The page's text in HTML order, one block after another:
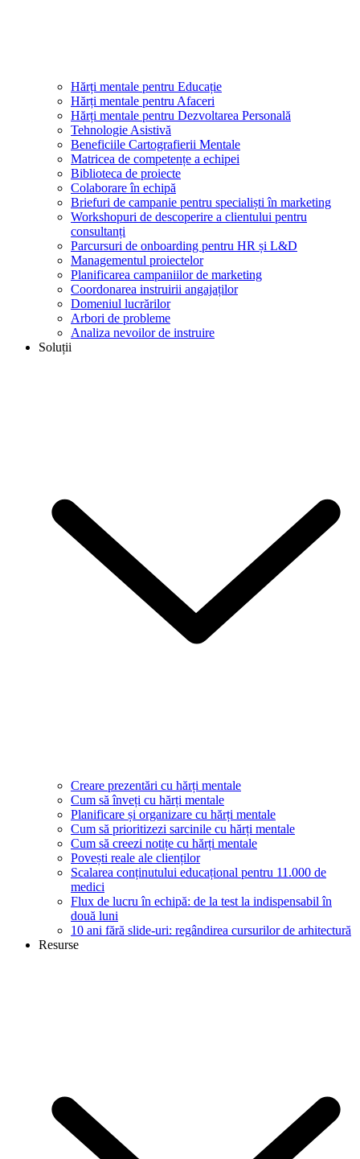
Hărți mentale pentru Educație
Hărți mentale pentru Afaceri
Hărți mentale pentru Dezvoltarea Personală
Tehnologie Asistivă
Beneficiile Cartografierii Mentale
Matricea de competențe a echipei
Biblioteca de proiecte
Colaborare în echipă
Briefuri de campanie pentru specialiști în marketing
Workshopuri de descoperire a clientului pentru
consultanți
Parcursuri de onboarding pentru HR și L&D
Managementul proiectelor
Planificarea campaniilor de marketing
Coordonarea instruirii angajaților
Domeniul lucrărilor
Arbori de probleme
Analiza nevoilor de instruire
Soluții
Creare prezentări cu hărți mentale
Cum să înveți cu hărți mentale
Planificare și organizare cu hărți mentale
Cum să prioritizezi sarcinile cu hărți mentale
Cum să creezi notițe cu hărți mentale
Povești reale ale clienților
Scalarea conținutului educațional pentru 11.000 de
medici
Flux de lucru în echipă: de la test la indispensabil în
două luni
10 ani fără slide-uri: regândirea cursurilor de arhitectură
Resurse